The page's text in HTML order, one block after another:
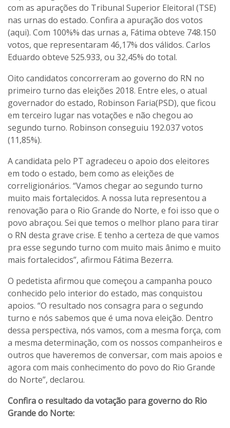
com as apurações do Tribunal Superior Eleitoral (TSE)
nas urnas do estado. Confira a apuração dos votos
(aqui). Com 100%% das urnas a, Fátima obteve 748.150
votos, que representaram 46,17% dos válidos. Carlos
Eduardo obteve 525.933, ou 32,45% do total.
Oito candidatos concorreram ao governo do RN no
primeiro turno das eleições 2018. Entre eles, o atual
governador do estado, Robinson Faria(PSD), que ficou
em terceiro lugar nas votações e não chegou ao
segundo turno. Robinson conseguiu 192.037 votos
(11,85%).
A candidata pelo PT agradeceu o apoio dos eleitores
em todo o estado, bem como as eleições de
correligionários. “Vamos chegar ao segundo turno
muito mais fortalecidos. A nossa luta representou a
renovação para o Rio Grande do Norte, e foi isso que o
povo abraçou. Sei que temos o melhor plano para tirar
o RN desta grave crise. E tenho a certeza de que vamos
pra esse segundo turno com muito mais ânimo e muito
mais fortalecidos”, afirmou Fátima Bezerra.
O pedetista afirmou que começou a campanha pouco
conhecido pelo interior do estado, mas conquistou
apoios. “O resultado nos consagra para o segundo
turno e nós sabemos que é uma nova eleição. Dentro
dessa perspectiva, nós vamos, com a mesma força, com
a mesma determinação, com os nossos companheiros e
outros que haveremos de conversar, com mais apoios e
agora com mais conhecimento do povo do Rio Grande
do Norte”, declarou.
Confira o resultado da votação para governo do Rio
Grande do Norte: